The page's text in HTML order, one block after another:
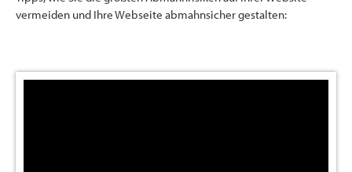
vermeiden und Ihre Webseite abmahnsicher gestalten: